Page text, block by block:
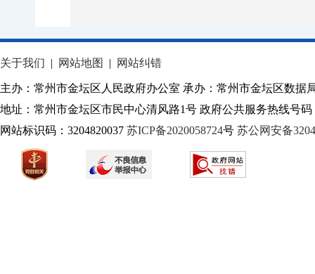
关于我们 | 网站地图 | 网站纠错
主办：常州市金坛区人民政府办公室 承办：常州市金坛区数据
地址：常州市金坛区市民中心清风路1号 政府公共服务热线号码
网站标识码：3204820037 苏ICP备2020058724号 苏公网安备